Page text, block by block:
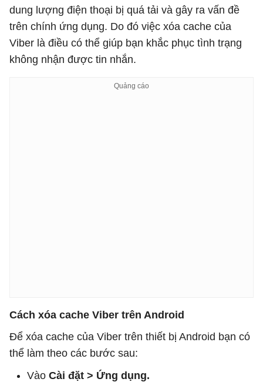
dung lượng điện thoại bị quá tải và gây ra vấn đề
trên chính ứng dụng. Do đó việc xóa cache của
Viber là điều có thể giúp bạn khắc phục tình trạng
không nhận được tin nhắn.
Cách xóa cache Viber trên Android
Để xóa cache của Viber trên thiết bị Android bạn có
thể làm theo các bước sau:
Vào Cài đặt > Ứng dụng.